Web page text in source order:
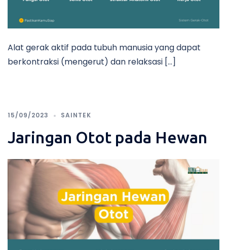
Alat gerak aktif pada tubuh manusia yang dapat
berkontraksi (mengerut) dan relaksasi […]
15/09/2023 SAINTEK
Jaringan Otot pada Hewan